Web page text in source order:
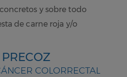
y sobre todo
de carne roja y/o
COLORRECTAL